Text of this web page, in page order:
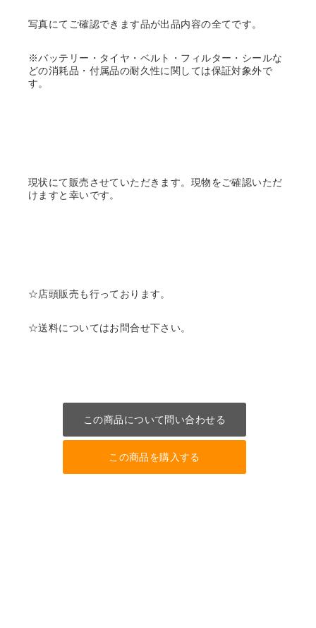
写真にてご確認できます品が出品内容の全てです。
※バッテリー・タイヤ・ベルト・フィルター・シールな
どの消耗品・付属品の耐久性に関しては保証対象外で
す。
現状にて販売させていただきます。現物をご確認いただ
けますと幸いです。
☆店頭販売も行っております。
☆送料についてはお問合せ下さい。
この商品について問い合わせる
この商品を購入する